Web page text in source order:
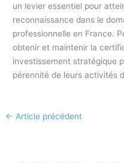
un levier essentiel pour
reconnaissance dans le
professionnelle en France.
obtenir et maintenir la
investissement stratégique
pérennité de leurs activités
← Article précédent